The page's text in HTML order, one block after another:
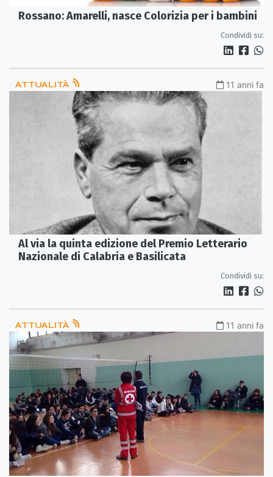
Rossano: Amarelli, nasce Colorizia per i bambini
Condividi su:
ATTUALITÀ 11 anni fa
Al via la quinta edizione del Premio Letterario
Nazionale di Calabria e Basilicata
Condividi su:
ATTUALITÀ 11 anni fa